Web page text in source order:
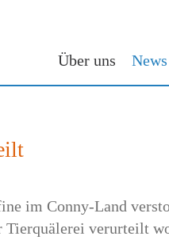
Über uns News
im Conny-Land
verurteilt